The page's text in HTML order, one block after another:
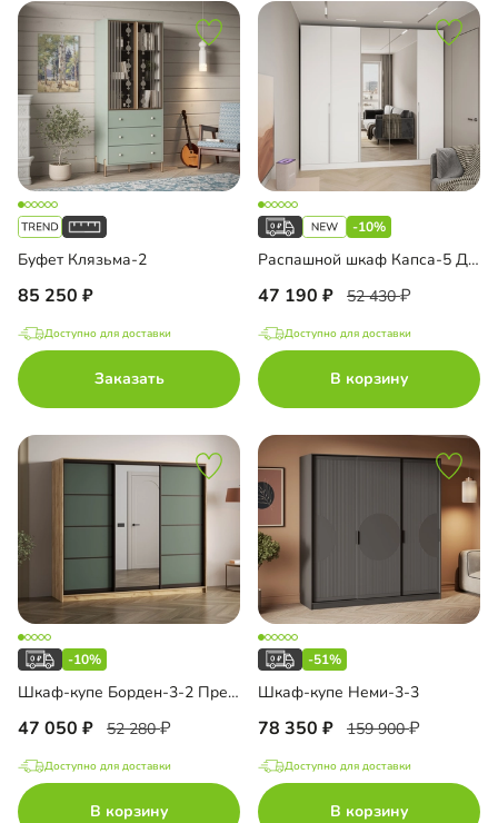
Буфет Клязьма-2
85 250
Доступно для доставки
Заказать
-10%
Распашной шкаф Капса-5 Декор 3 с зеркалом
47 190 52 430
Доступно для доставки
В корзину
-10%
Шкаф-купе Борден-3-2 Премиум
47 050 52 280
Доступно для доставки
В корзину
-51%
Шкаф-купе Неми-3-3
78 350 159 900
Доступно для доставки
В корзину